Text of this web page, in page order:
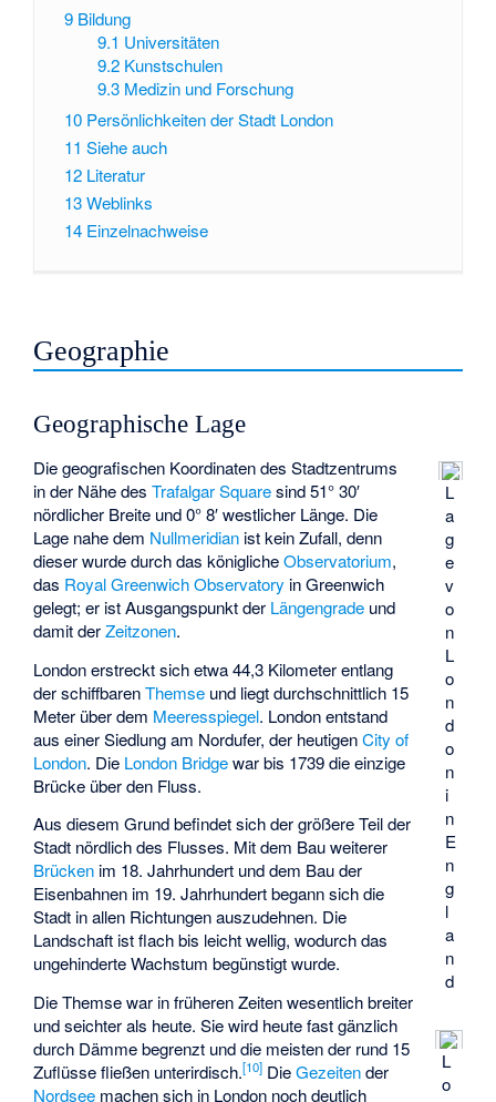
9 Bildung
9.1 Universitäten
9.2 Kunstschulen
9.3 Medizin und Forschung
10 Persönlichkeiten der Stadt London
11 Siehe auch
12 Literatur
13Weblinks
14 Einzelnachweise
Geographie
Geographische Lage
L
a
g
e
v
o
n
L
o
n
d
o
n
i
n
E
n
g
l
a
n
d
L
o
Die geografischen Koordinaten des Stadtzentrums
in der Nähe desTrafalgar Squaresind 51° 30′
nördlicher Breite und 0° 8′ westlicher Länge. Die
Lage nahe dem Nullmeridian ist kein Zufall, denn
dieser wurde durch das königlicheObservatorium,
das Royal Greenwich Observatory in Greenwich
gelegt; er ist Ausgangspunkt der Längengrade und
damit derZeitzonen.
London erstreckt sich etwa 44,3 Kilometer entlang
der schiffbarenThemse und liegt durchschnittlich 15
Meter über dem Meeresspiegel. London entstand
aus einer Siedlung am Nordufer, der heutigenCity of
London. Die London Bridgewar bis 1739 die einzige
Brücke über den Fluss.
Aus diesem Grund befindet sich der größere Teil der
Stadt nördlich des Flusses. Mit dem Bau weiterer
Brücken im 18. Jahrhundert und dem Bau der
Eisenbahnen im 19. Jahrhundert begann sich die
Stadt in allen Richtungen auszudehnen. Die
Landschaft ist flach bis leicht wellig, wodurch das
ungehinderte Wachstum begünstigt wurde.
Die Themse war in früheren Zeiten wesentlich breiter
und seichter als heute. Sie wird heute fast gänzlich
durch Dämme begrenzt und die meisten der rund 15
Zuflüsse fließen unterirdisch.[10] DieGezeitender
Nordsee machen sich in London noch deutlich